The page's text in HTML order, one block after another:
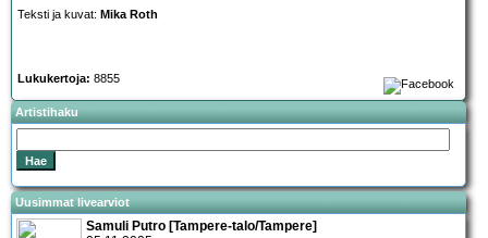
Teksti ja kuvat: Mika Roth
Lukukertoja: 8855
Artistihaku
Uusimmat livearviot
Samuli Putro [Tampere-talo/Tampere]